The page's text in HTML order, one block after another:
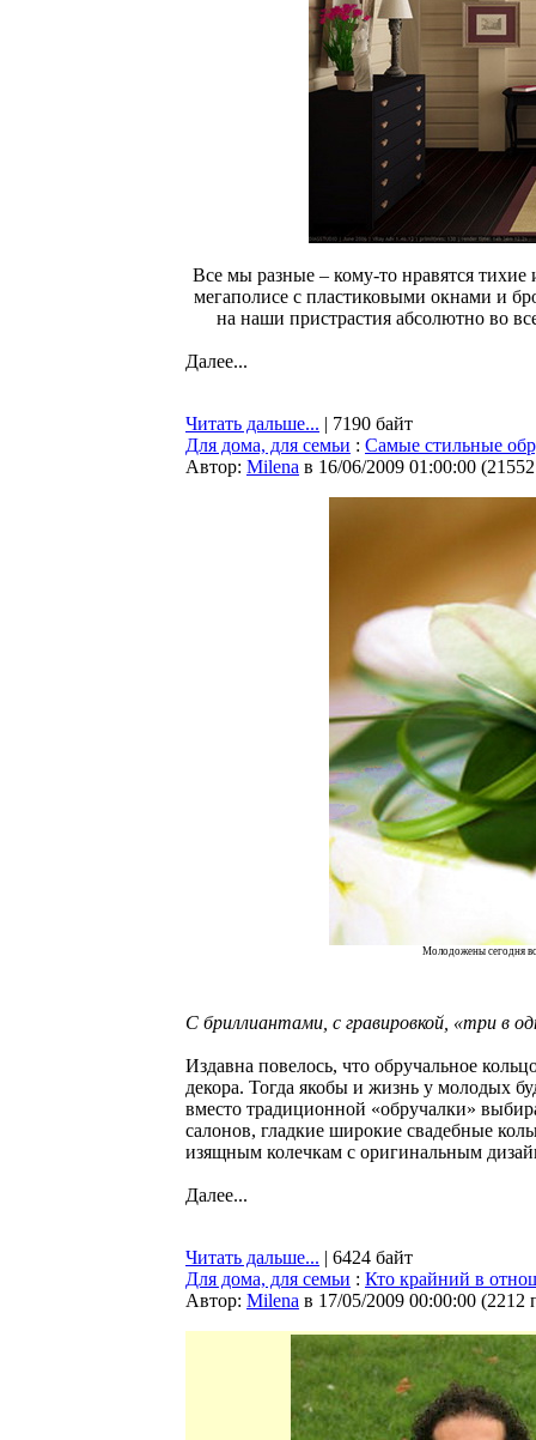
Все мы разные – кому-то нравятся тихие
мегаполисе с пластиковыми окнами и
на наши пристрастия абсолютно во
Далее...
Читать дальше... | 7190 байт
Для дома, для семьи : Самые стильные
Автор: Milena в 16/06/2009 01:00:00 (
Молодожены сегодня
С бриллиантами, с гравировкой, «три в
Издавна повелось, что обручальное
декора. Тогда якобы и жизнь у молодых
вместо традиционной «обручалки»
салонов, гладкие широкие свадебные
изящным колечкам с оригинальным
Далее...
Читать дальше... | 6424 байт
Для дома, для семьи : Кто крайний в
Автор: Milena в 17/05/2009 00:00:00 (2212